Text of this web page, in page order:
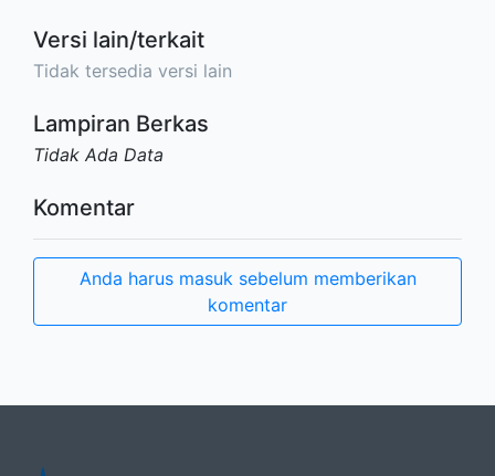
Versi lain/terkait
Tidak tersedia versi lain
Lampiran Berkas
Tidak Ada Data
Komentar
Anda harus masuk sebelum memberikan
komentar